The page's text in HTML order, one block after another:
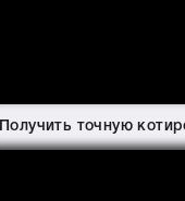
Получить точную